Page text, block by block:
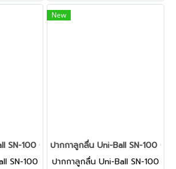
SN-100 0.7 มม สีดำ
SN-100
New
ปากกาลูกลื่น Uni-Ball SN-100 0.7
ปากกาลูกลื่น Uni-Ball SN-100